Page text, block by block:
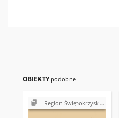
OBIEKTY podobne
Region Świętokrzyski NSZZ "Solidarność". Delegatura Starachowice